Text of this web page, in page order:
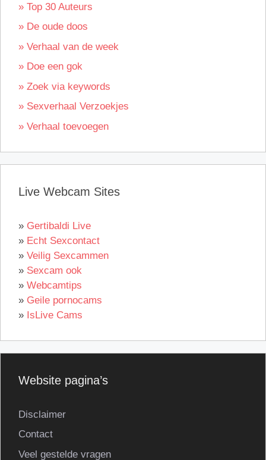
» Top 30 Auteurs
» De oude doos
» Verhaal van de week
» Doe een gok
» Zoek via keywords
» Sexverhaal Verzoekjes
» Verhaal toevoegen
Live Webcam Sites
» Gertibaldi Live
» Echt Sexcontact
» Veilig Sexcammen
» Sexcam ook
» Webcamtips
» Geile pornocams
» IsLive Cams
Website pagina’s
Disclaimer
Contact
Veel gestelde vragen